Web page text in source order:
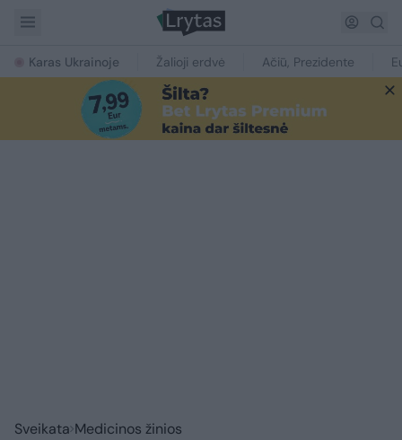
Karas Ukrainoje Žalioji erdvė Ačiū, Prezidente
Sveikata Medicinos žinios